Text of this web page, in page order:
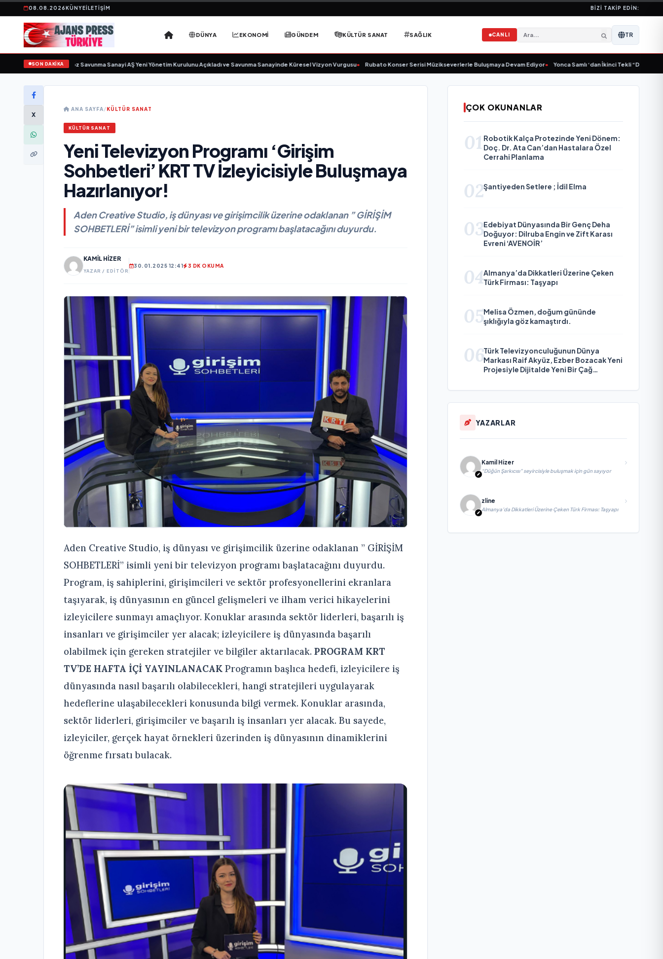
08.08.2026KÜNYEİLETIŞIM BIZI TAKIP EDIN:
DÜNYA EKONOMİ GÜNDEM KÜLTÜR SANAT SAĞLIK CANLI TR
SON DAKİKA
• Açıkgöz Savunma Sanayi AŞ Yeni Yönetim Kurulunu Açıkladı ve Savunma Sanayinde Küresel Vizyon Vurgusu• Rubato Konser Serisi Müzikseverlerle Buluşmaya Devam Ediyor• Yonca Samlı ‘dan İkinci Tekli “Donacaksın
X
ANA SAYFA/KÜLTÜR SANAT
KÜLTÜR SANAT
Yeni Televizyon Programı ‘Girişim
Sohbetleri’ KRT TV İzleyicisiyle Buluşmaya
Hazırlanıyor!
Aden Creative Studio, iş dünyası ve girişimcilik üzerine odaklanan ” GİRİŞİM
SOHBETLERİ” isimli yeni bir televizyon programı başlatacağını duyurdu.
KAMIL HIZER
YAZAR / EDITÖR
30.01.2025 12:41 3 DK OKUMA
Aden Creative Studio, iş dünyası ve girişimcilik üzerine odaklanan ” GİRİŞİM
SOHBETLERİ” isimli yeni bir televizyon programı başlatacağını duyurdu.
Program, iş sahiplerini, girişimcileri ve sektör profesyonellerini ekranlara
taşıyarak, iş dünyasının en güncel gelişmeleri ve ilham verici hikayelerini
izleyicilere sunmayı amaçlıyor. Konuklar arasında sektör liderleri, başarılı iş
insanları ve girişimciler yer alacak; izleyicilere iş dünyasında başarılı
olabilmek için gereken stratejiler ve bilgiler aktarılacak. PROGRAM KRT
TV’DE HAFTA İÇİ YAYINLANACAK Programın başlıca hedefi, izleyicilere iş
dünyasında nasıl başarılı olabilecekleri, hangi stratejileri uygulayarak
hedeflerine ulaşabilecekleri konusunda bilgi vermek. Konuklar arasında,
sektör liderleri, girişimciler ve başarılı iş insanları yer alacak. Bu sayede,
izleyiciler, gerçek hayat örnekleri üzerinden iş dünyasının dinamiklerini
öğrenme fırsatı bulacak.
ÇOK OKUNANLAR
01 Robotik Kalça Protezinde Yeni Dönem:
Doç. Dr. Ata Can’dan Hastalara Özel
Cerrahi Planlama
02Şantiyeden Setlere ; İdil Elma
03Edebiyat Dünyasında Bir Genç Deha
Doğuyor: Dilruba Engin ve Zift Karası
Evreni ‘AVENOİR’
04Almanya’da Dikkatleri Üzerine Çeken
Türk Firması: Taşyapı
05Melisa Özmen, doğum gününde
şıklığıyla göz kamaştırdı.
06Türk Televizyonculuğunun Dünya
Markası Raif Akyüz, Ezber Bozacak Yeni
Projesiyle Dijitalde Yeni Bir Çağ
YAZARLAR
Kamil Hizer
“Düğün Şarkıcısı” seyircisiyle buluşmak için gün sayıyor
zline
Almanya’da Dikkatleri Üzerine Çeken Türk Firması: Taşyapı